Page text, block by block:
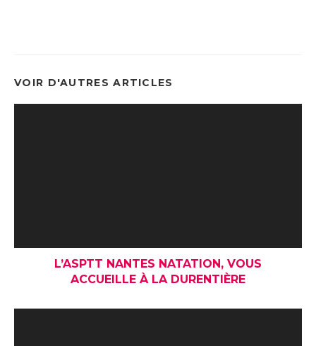
VOIR D'AUTRES ARTICLES
L’ASPTT NANTES NATATION, VOUS
ACCUEILLE À LA DURENTIÈRE